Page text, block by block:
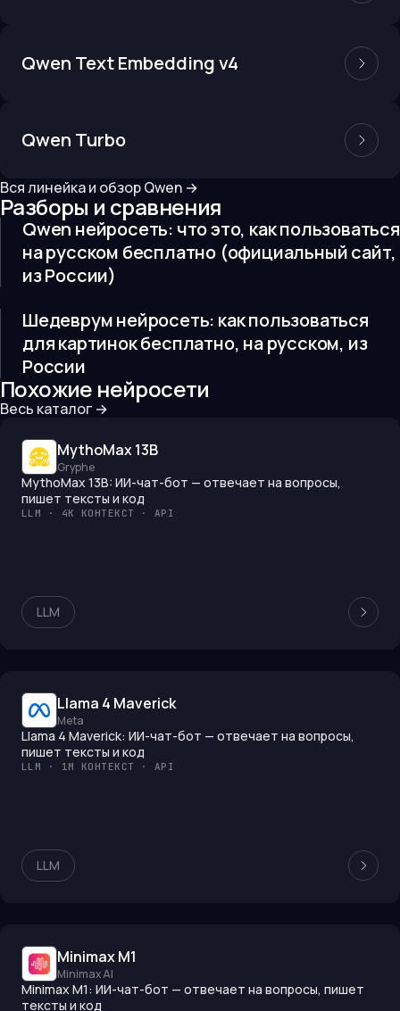
Qwen Text Embedding v4
Qwen Turbo
Вся линейка и обзорQwen →
Разборы и сравнения
Qwen нейросеть: что это, как пользоваться
на русском бесплатно (официальный сайт,
из России)
Шедеврум нейросеть: как пользоваться
для картинок бесплатно, на русском, из
России
Похожие нейросети
Весь каталог →
MythoMax 13B
Gryphe
MythoMax 13B: ИИ-чат-бот — отвечает на вопросы,
пишет тексты и код
LLM · 4K КОНТЕКСТ · API
LLM
Llama 4 Maverick
Meta
Llama 4 Maverick: ИИ-чат-бот — отвечает на вопросы,
пишет тексты и код
LLM · 1M КОНТЕКСТ · API
LLM
Minimax M1
Minimax AI
Minimax M1: ИИ-чат-бот — отвечает на вопросы, пишет
тексты и код